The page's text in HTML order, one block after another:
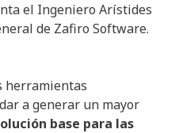
el Ingeniero Arístides
de Zafiro Software.
herramientas
a generar un mayor
base para las